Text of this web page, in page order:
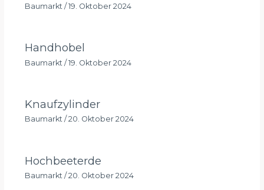
Baumarkt / 19. Oktober 2024
Handhobel
Baumarkt /19. Oktober 2024
Knaufzylinder
Baumarkt/ 20. Oktober 2024
Hochbeeterde
Baumarkt/ 20. Oktober 2024